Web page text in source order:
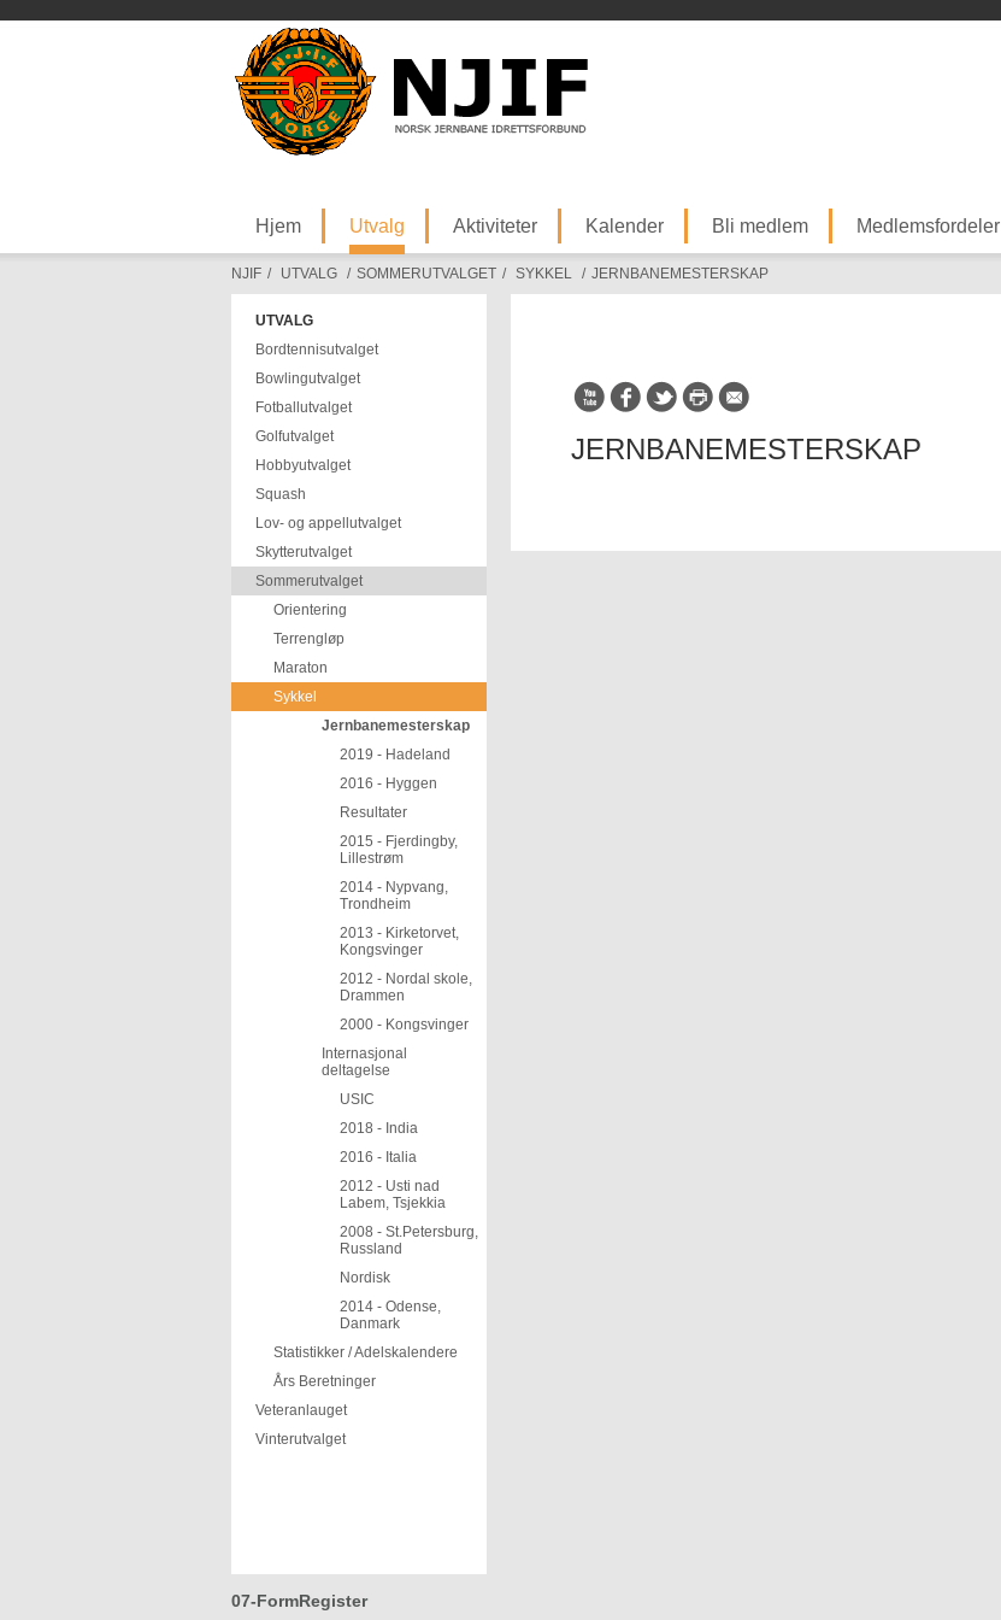
Hjem Utvalg Aktiviteter Kalender Bli medlem Medlemsfordeler
NJIF / UTVALG / SOMMERUTVALGET / SYKKEL / JERNBANEMESTERSKAP
UTVALG
Bordtennisutvalget
Bowlingutvalget
Fotballutvalget
Golfutvalget
Hobbyutvalget
Squash
Lov- og appellutvalget
Skytterutvalget
Sommerutvalget
Orientering
Terrengløp
Maraton
Sykkel
Jernbanemesterskap
2019 - Hadeland
2016 - Hyggen
Resultater
2015 - Fjerdingby,
Lillestrøm
2014 - Nypvang,
Trondheim
2013 - Kirketorvet,
Kongsvinger
2012 - Nordal skole,
Drammen
2000 - Kongsvinger
Internasjonal
deltagelse
USIC
2018 - India
2016 - Italia
2012 - Usti nad
Labem, Tsjekkia
2008 - St.Petersburg,
Russland
Nordisk
2014 - Odense,
Danmark
Statistikker / Adelskalendere
Års Beretninger
Veteranlauget
Vinterutvalget
07-FormRegister
JERNBANEMESTERSKAP